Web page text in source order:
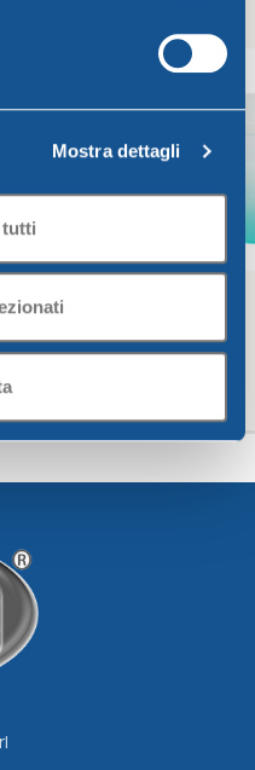
Mostra dettagli
tutti
BICCHIERE
CRYSTALWAY